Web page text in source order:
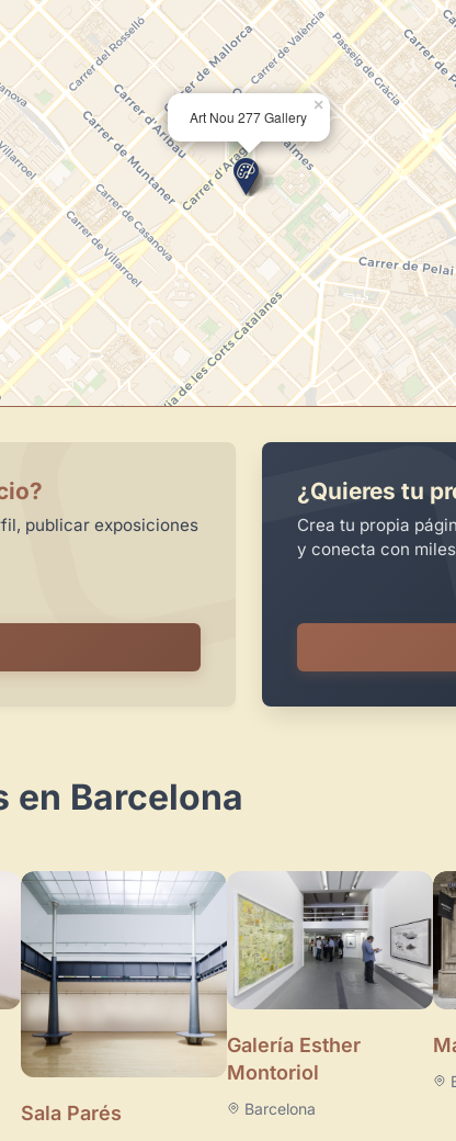
Art Nou 277 Gallery
×
publicar exposiciones
¿Quieres tu
Crea tu propia
y conecta con
en Barcelona
Sala Parés
Galería Esther
Montoriol
Barcelona
Crear cuenta y abrir mi Panel